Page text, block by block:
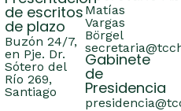
de escritos
de plazo
Buzón 24/7,
en Pje. Dr.
Sótero del
Río 269,
Santiago
Matías
Vargas
Börgel
Gabinete
de
Presidencia